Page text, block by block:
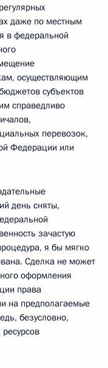
даже по местным
в федеральной
осуществляющим
субъектов
справедливо
перевозок,
Федерации или
день сняты,
зачастую
я бы мягко
Сделка не может
оформления
права
на предполагаемые
безусловно,